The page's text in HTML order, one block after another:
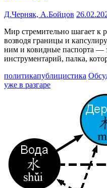
Д.Черняк, А.Бойцов
Мир стремительно шагает к
возводя границы и
ним и ковидные паспорта —
инструментарий, палка,
политикапублицистика
уже в разгаре